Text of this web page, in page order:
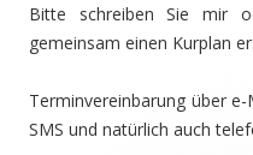
Bitte schreiben Sie mir
gemeinsam einen Kurplan
Terminvereinbarung über
SMS und natürlich auch